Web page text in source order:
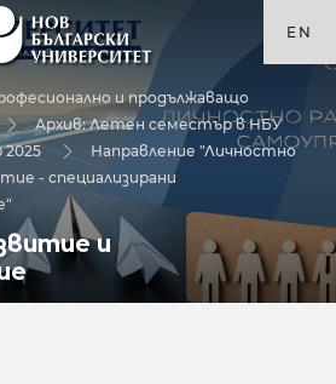
EN
и продължаващо
Архив: Летен семестър в НБУ
Направление "Личностно
- специализирани
и